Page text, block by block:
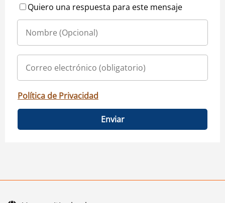
Quiero una respuesta para este mensaje
Política de Privacidad
Enviar